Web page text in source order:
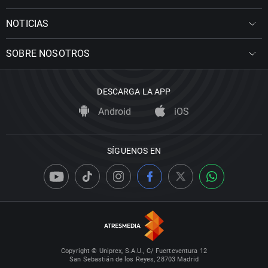
NOTICIAS
SOBRE NOSOTROS
DESCARGA LA APP
Android iOS
SÍGUENOS EN
Copyright © Uniprex, S.A.U., C/ Fuerteventura 12
San Sebastián de los Reyes, 28703 Madrid